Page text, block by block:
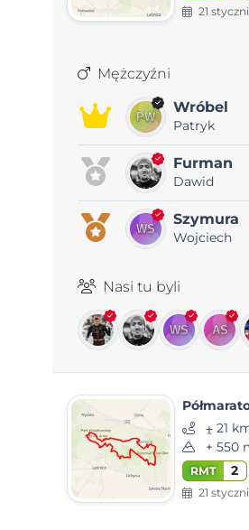
21
Mężczyźni
Wróbel
Patryk
Furman
Dawid
Szymura
Wojciech
Nasi tu byli
⨦ 21
+ 550
RMT 2
21